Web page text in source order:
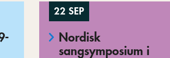
22 SEP
Nordisk
sangsymposium i